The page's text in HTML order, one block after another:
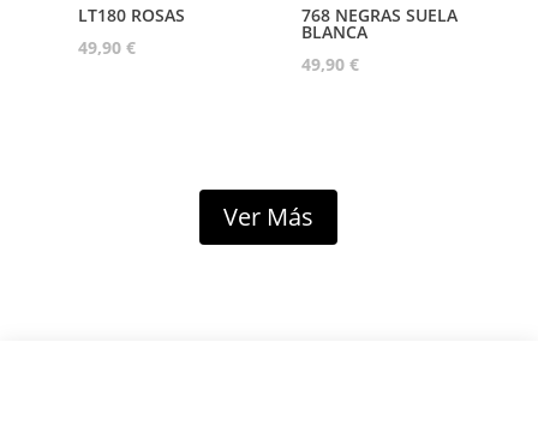
LT180 ROSAS
49,90 €
768 NEGRAS SUELA
BLANCA
49,90€
Ver Más